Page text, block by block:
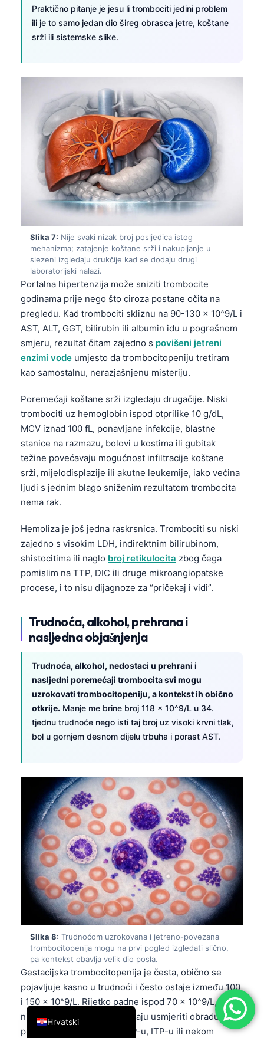
Praktično pitanje je jesu li trombociti jedini problem
ili je to samo jedan dio šireg obrasca jetre, koštane
srži ili sistemske slike.
Slika 7: Nije svaki nizak broj posljedica istog
mehanizma; zatajenje koštane srži i nakupljanje u
slezeni izgledaju drukčije kad se dodaju drugi
laboratorijski nalazi.
Portalna hipertenzija može sniziti trombocite
godinama prije nego što ciroza postane očita na
pregledu. Kad trombociti skliznu na 90-130 × 10^9/L i
AST, ALT, GGT, bilirubin ili albumin idu u pogrešnom
smjeru, rezultat čitam zajedno s povišeni jetreni
enzimi vode umjesto da trombocitopeniju tretiram
kao samostalnu, nerazjašnjenu misteriju.
Poremećaji koštane srži izgledaju drugačije. Niski
trombociti uz hemoglobin ispod otprilike 10 g/dL,
MCV iznad 100 fL, ponavljane infekcije, blastne
stanice na razmazu, bolovi u kostima ili gubitak
težine povećavaju mogućnost infiltracije koštane
srži, mijelodisplazije ili akutne leukemije, iako većina
ljudi s jednim blago sniženim rezultatom trombocita
nema rak.
Hemoliza je još jedna raskrsnica. Trombociti su niski
zajedno s visokim LDH, indirektnim bilirubinom,
shistocitima ili naglo broj retikulocita zbog čega
pomislim na TTP, DIC ili druge mikroangiopatske
procese, i to nisu dijagnoze za “pričekaj i vidi”.
Trudnoća, alkohol, prehrana i
nasljedna objašnjenja
Trudnoća, alkohol, nedostaci u prehrani i
nasljedni poremećaji trombocita svi mogu
uzrokovati trombocitopeniju, a kontekst ih obično
otkrije. Manje me brine broj 118 × 10^9/L u 34.
tjednu trudnoće nego isti taj broj uz visoki krvni tlak,
bol u gornjem desnom dijelu trbuha i porast AST.
Slika 8: Trudnoćom uzrokovana i jetreno-povezana
trombocitopenija mogu na prvi pogled izgledati slično,
pa kontekst obavlja velik dio posla.
Gestacijska trombocitopenija je česta, obično se
pojavljuje kasno u trudnoći i često ostaje između 100
i 150 × 10^9/L. Rijetko padne ispod 70 × 10^9/L, pa
niži brojevi ili simptomi trebaju usmjeriti obradu
prema preeklampsiji, HELLP-u, ITP-u ili nekom
Hrvatski
English
Deutsch
العربية
Français
עִבְרִית
Italiano
Español
Português
Ελληνικά
Türkçe
Română
简体中文
Nederlands
हिन्दी
Bahasa Indonesia
Íslenska
Svenska
Bosanski
Azərbaycan dili
Eesti
ქართული
Русский
Polski
한국어
Slovenščina
Magyar
Shqip
اردو
मराठी
తెలుగు
தமிழ்
ગુજરાતી
ಕನ್ನಡ
മലയാളം
Bahasa Melayu
Tiếng Việt
Tagalog
ไทย
አማርኛ
Українська